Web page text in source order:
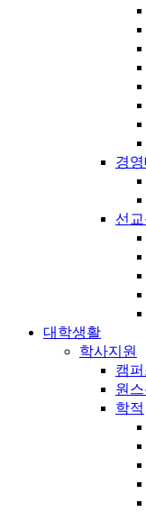
경
선
대학생활
학사지원
캠
원
학적